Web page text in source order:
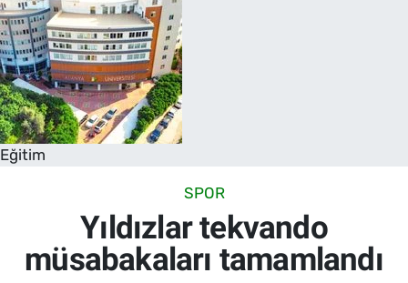
Eğitim
SPOR
Yıldızlar tekvando
müsabakaları tamamlandı